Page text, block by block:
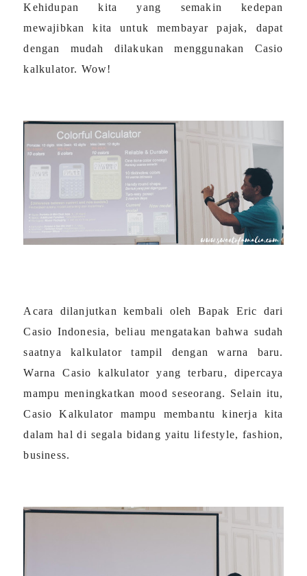
Kehidupan kita yang semakin kedepan
mewajibkan kita untuk membayar pajak, dapat
dengan mudah dilakukan menggunakan Casio
kalkulator. Wow!
Acara dilanjutkan kembali oleh Bapak Eric dari
Casio Indonesia, beliau mengatakan bahwa sudah
saatnya kalkulator tampil dengan warna baru.
Warna Casio kalkulator yang terbaru, dipercaya
mampu meningkatkan mood seseorang. Selain itu,
Casio Kalkulator mampu membantu kinerja kita
dalam hal di segala bidang yaitu lifestyle, fashion,
business.